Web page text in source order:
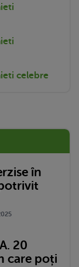
celebre
în
20
care poți